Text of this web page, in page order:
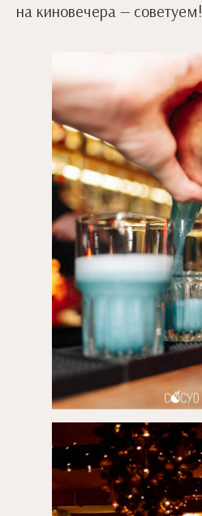
на киновечера — советуем!